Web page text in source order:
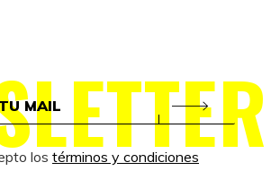
los términos y condiciones